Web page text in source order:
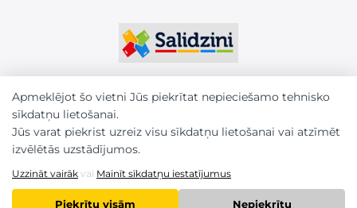
Apmeklējot šo vietni Jūs piekrītat nepieciešamo tehnisko
sīkdatņu lietošanai.
Jūs varat piekrist uzreiz visu sīkdatņu lietošanai vai atzīmēt
izvēlētās uzstādījumos.
Uzzināt vairāk vai Mainīt sīkdatņu iestatījumus
Piekrītu visām Nepiekrītu